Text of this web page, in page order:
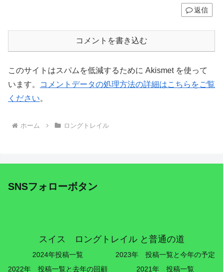
返信
コメントを書き込む
このサイトはスパムを低減するために Akismet を使って
います。
コメントデータの処理方法の詳細はこちらをご覧
ください。
ホーム ロングトレイル
SNSフォローボタン
スイス ロングトレイル と普通の道
2024年投稿一覧
2023年 投稿一覧と今年の予定
2022年 投稿一覧と去年の回顧
2021年 投稿一覧